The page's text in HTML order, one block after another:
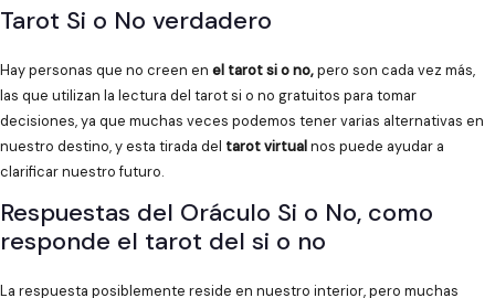
Tarot Si o No verdadero
Hay personas que no creen en el tarot si o no,pero son cada vez más,
las que utilizan la lectura del tarot si o no gratuitos para tomar
decisiones, ya que muchas veces podemos tener varias alternativas en
nuestro destino, y esta tirada del tarot virtualnos puede ayudar a
clarificar nuestro futuro.
Respuestas del Oráculo Si o No, como
responde el tarot del si o no
La respuesta posiblemente reside en nuestro interior, pero muchas